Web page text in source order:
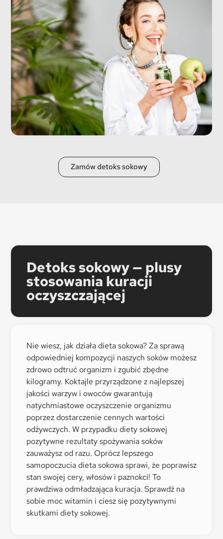
Zamów detoks sokowy
Detoks sokowy — plusy
stosowania kuracji
oczyszczającej
Nie wiesz, jak działa dieta sokowa? Za sprawą
odpowiedniej kompozycji naszych soków możesz
zdrowo odtruć organizm i zgubić zbędne
kilogramy. Koktajle przyrządzone z najlepszej
jakości warzyw i owoców gwarantują
natychmiastowe oczyszczenie organizmu
poprzez dostarczenie cennych wartości
odżywczych. W przypadku diety sokowej
pozytywne rezultaty spożywania soków
zauważysz od razu. Oprócz lepszego
samopoczucia dieta sokowa sprawi, że poprawisz
stan swojej cery, włosów i paznokci! To
prawdziwa odmładzająca kuracja. Sprawdź na
sobie moc witamin i ciesz się pozytywnymi
skutkami diety sokowej.